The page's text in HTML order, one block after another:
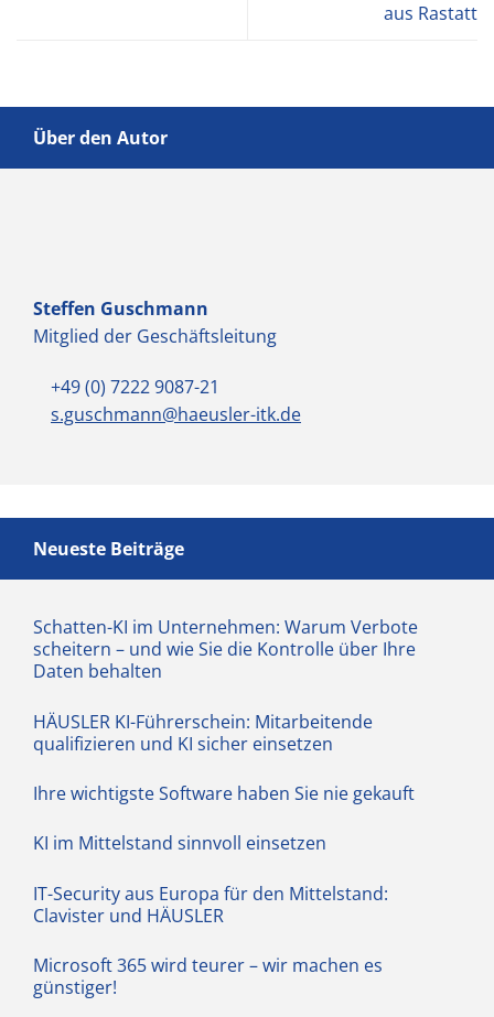
aus Rastatt
Über den Autor
Steffen Guschmann
Mitglied der Geschäftsleitung
+49 (0) 7222 9087-21
s.guschmann@haeusler-itk.de
Neueste Beiträge
Schatten-KI im Unternehmen: Warum Verbote
scheitern – und wie Sie die Kontrolle über Ihre
Daten behalten
HÄUSLER KI-Führerschein: Mitarbeitende
qualifizieren und KI sicher einsetzen
Ihre wichtigste Software haben Sie nie gekauft
KI im Mittelstand sinnvoll einsetzen
IT-Security aus Europa für den Mittelstand:
Clavister und HÄUSLER
Microsoft 365 wird teurer – wir machen es
günstiger!